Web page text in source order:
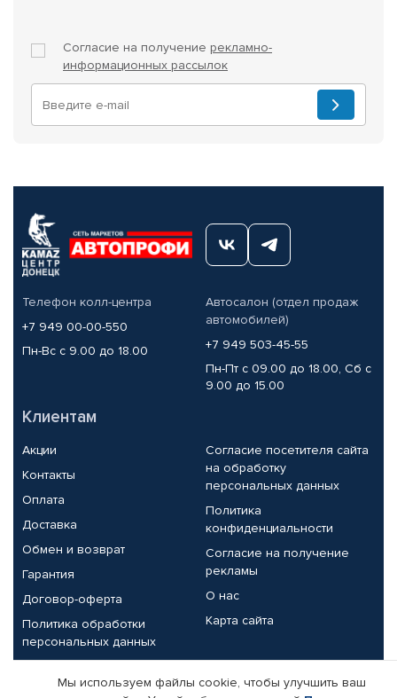
Согласие на получение рекламно-
информационных рассылок
Телефон колл-центра
+7 949 00-00-550
Пн-Вс с 9.00 до 18.00
Автосалон (отдел продаж
автомобилей)
+7 949 503-45-55
Пн-Пт с 09.00 до 18.00, Сб с
9.00 до 15.00
Клиентам
Акции
Контакты
Оплата
Доставка
Обмен и возврат
Гарантия
Договор-оферта
Политика обработки
персональных данных
Согласие посетителя сайта
на обработку
персональных данных
Политика
конфиденциальности
Согласие на получение
рекламы
О нас
Карта сайта
Партнерам
Мы используем файлы cookie, чтобы улучшить ваш